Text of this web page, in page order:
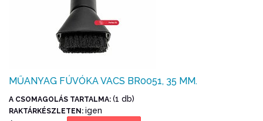
MŰANYAG FÚVÓKA VACS BR0051, 35 MM.
A CSOMAGOLÁS TARTALMA: (1 db)
RAKTÁRKÉSZLETEN: igen